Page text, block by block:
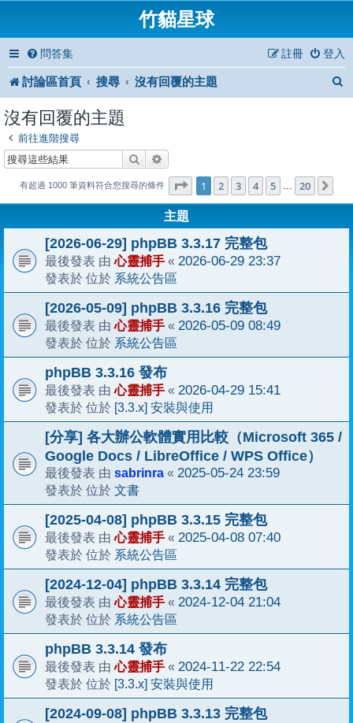
竹貓星球
問答集 登入
註冊
討論區首頁 搜尋 沒有回覆的主題
沒有回覆的主題
前往進階搜尋
搜尋
有超過 1000 筆資料符合您搜尋的條件 第1 頁 (共 20頁)
1 2 3 4 5 … 20
主題
[2026-06-29] phpBB 3.3.17 完整包
最後發表 由心靈捕手 « 2026-06-29 23:37
發表於 位於 系統公告區
[2026-05-09] phpBB 3.3.16 完整包
最後發表 由心靈捕手 « 2026-05-09 08:49
發表於 位於 系統公告區
phpBB 3.3.16 發布
最後發表 由心靈捕手 « 2026-04-29 15:41
發表於 位於 [3.3.x] 安裝與使用
[分享] 各大辦公軟體實用比較（Microsoft 365 /
Google Docs / LibreOffice / WPS Office）
最後發表 由 sabrinra « 2025-05-24 23:59
發表於 位於 文書
[2025-04-08] phpBB 3.3.15 完整包
最後發表 由心靈捕手 « 2025-04-08 07:40
發表於 位於 系統公告區
[2024-12-04] phpBB 3.3.14 完整包
最後發表 由心靈捕手 « 2024-12-04 21:04
發表於 位於 系統公告區
phpBB 3.3.14 發布
最後發表 由心靈捕手 « 2024-11-22 22:54
發表於 位於 [3.3.x] 安裝與使用
[2024-09-08] phpBB 3.3.13 完整包